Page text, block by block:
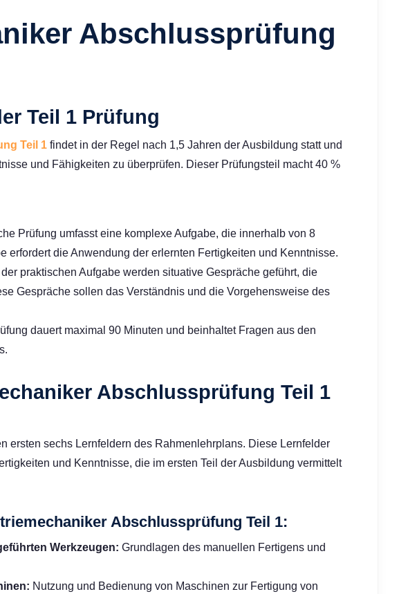
Abschlussprüfung
Teil 1 Prüfung
Teil 1 findet in der Regel nach 1,5 Jahren der Ausbildung statt und
und Fähigkeiten zu überprüfen. Dieser Prüfungsteil macht 40 %
Prüfung umfasst eine komplexe Aufgabe, die innerhalb von 8
erfordert die Anwendung der erlernten Fertigkeiten und Kenntnisse.
praktischen Aufgabe werden situative Gespräche geführt, die
Gespräche sollen das Verständnis und die Vorgehensweise des
dauert maximal 90 Minuten und beinhaltet Fragen aus den
Abschlussprüfung Teil 1
ersten sechs Lernfeldern des Rahmenlehrplans. Diese Lernfelder
und Kenntnisse, die im ersten Teil der Ausbildung vermittelt
Abschlussprüfung Teil 1:
Werkzeugen: Grundlagen des manuellen Fertigens und
Nutzung und Bedienung von Maschinen zur Fertigung von